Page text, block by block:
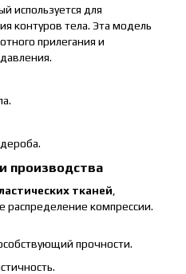
используется для
контуров тела. Эта модель
прилегания и
производства
тканей
компрессии.
прочности.